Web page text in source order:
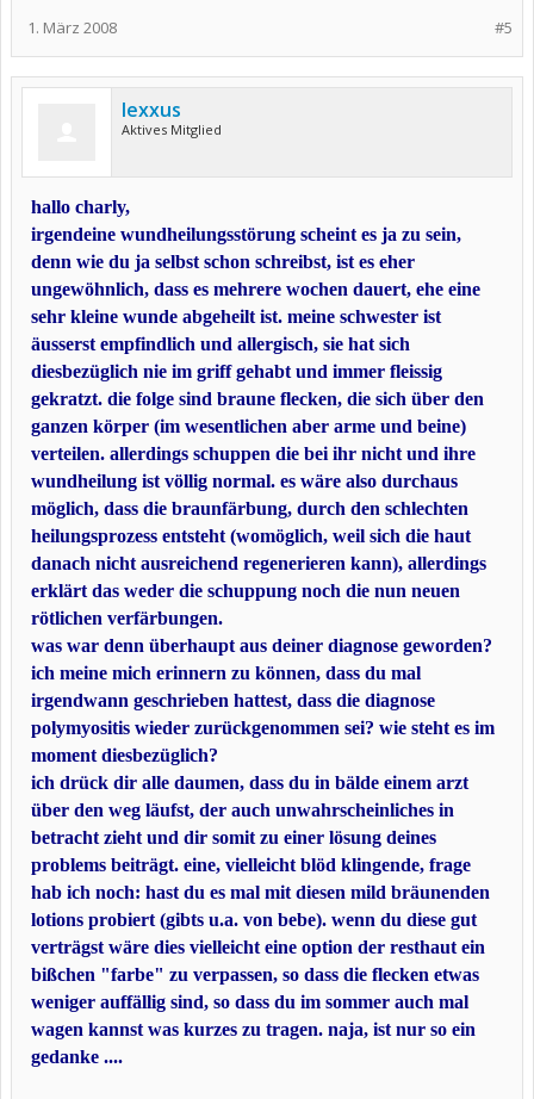
#5
1. März 2008
lexxus
Aktives Mitglied
hallo charly,
irgendeine wundheilungsstörung scheint es ja zu sein,
denn wie du ja selbst schon schreibst, ist es eher
ungewöhnlich, dass es mehrere wochen dauert, ehe eine
sehr kleine wunde abgeheilt ist. meine schwester ist
äusserst empfindlich und allergisch, sie hat sich
diesbezüglich nie im griff gehabt und immer fleissig
gekratzt. die folge sind braune flecken, die sich über den
ganzen körper (im wesentlichen aber arme und beine)
verteilen. allerdings schuppen die bei ihr nicht und ihre
wundheilung ist völlig normal. es wäre also durchaus
möglich, dass die braunfärbung, durch den schlechten
heilungsprozess entsteht (womöglich, weil sich die haut
danach nicht ausreichend regenerieren kann), allerdings
erklärt das weder die schuppung noch die nun neuen
rötlichen verfärbungen.
was war denn überhaupt aus deiner diagnose geworden?
ich meine mich erinnern zu können, dass du mal
irgendwann geschrieben hattest, dass die diagnose
polymyositis wieder zurückgenommen sei? wie steht es im
moment diesbezüglich?
ich drück dir alle daumen, dass du in bälde einem arzt
über den weg läufst, der auch unwahrscheinliches in
betracht zieht und dir somit zu einer lösung deines
problems beiträgt. eine, vielleicht blöd klingende, frage
hab ich noch: hast du es mal mit diesen mild bräunenden
lotions probiert (gibts u.a. von bebe). wenn du diese gut
verträgst wäre dies vielleicht eine option der resthaut ein
bißchen "farbe" zu verpassen, so dass die flecken etwas
weniger auffällig sind, so dass du im sommer auch mal
wagen kannst was kurzes zu tragen. naja, ist nur so ein
gedanke ....